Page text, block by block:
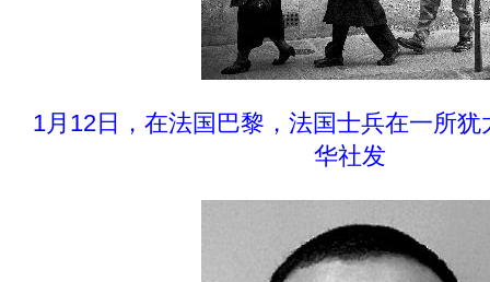
1月12日，在法国巴黎，法国士兵在一所
华社发